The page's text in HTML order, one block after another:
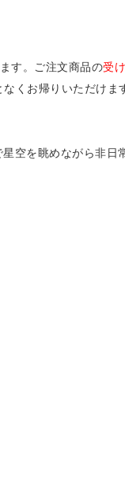
す。ご注文商品の受
くお帰りいただけま
空を眺めながら非日